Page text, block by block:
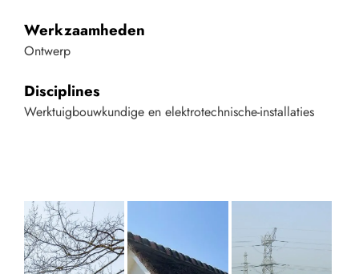
Werkzaamheden
Ontwerp
Disciplines
Werktuigbouwkundige en elektrotechnische-installaties